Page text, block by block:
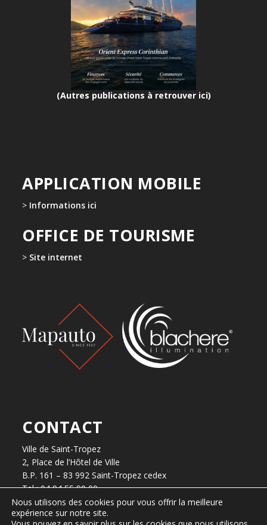
(Autres publications à retrouver ici)
APPLICATION MOBILE
> Informations ici
OFFICE DE TOURISME
> Site internet
CONTACT
Ville de Saint-Tropez
2, Place de l’Hôtel de Ville
B.P. 161 – 83 992 Saint-Tropez cedex
Tel : 04 94 55 90 00
Horaires d’ouverture
Nous utilisons des cookies pour vous offrir la meilleure
expérience sur notre site.